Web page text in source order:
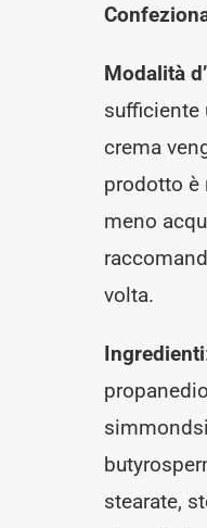
Modalità
sufficiente
crema
prodotto è
meno
volta.
Ingredienti
stearate,